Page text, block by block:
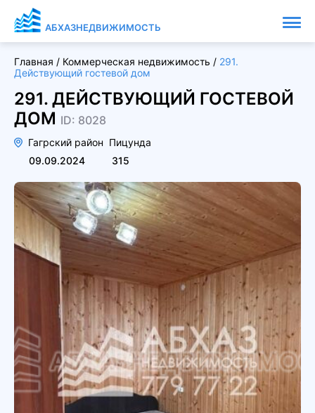
АБХАЗНЕДВИЖИМОСТЬ
Главная / Коммерческая недвижимость / 291.
Действующий гостевой дом
291. ДЕЙСТВУЮЩИЙ ГОСТЕВОЙ
ДОМ ID: 8028
Гагрский район Пицунда
09.09.2024
315